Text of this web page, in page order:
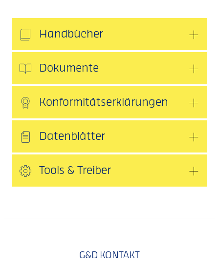
Handbücher
Dokumente
Konformitätserklärungen
Datenblätter
Tools & Treiber
G&D KONTAKT